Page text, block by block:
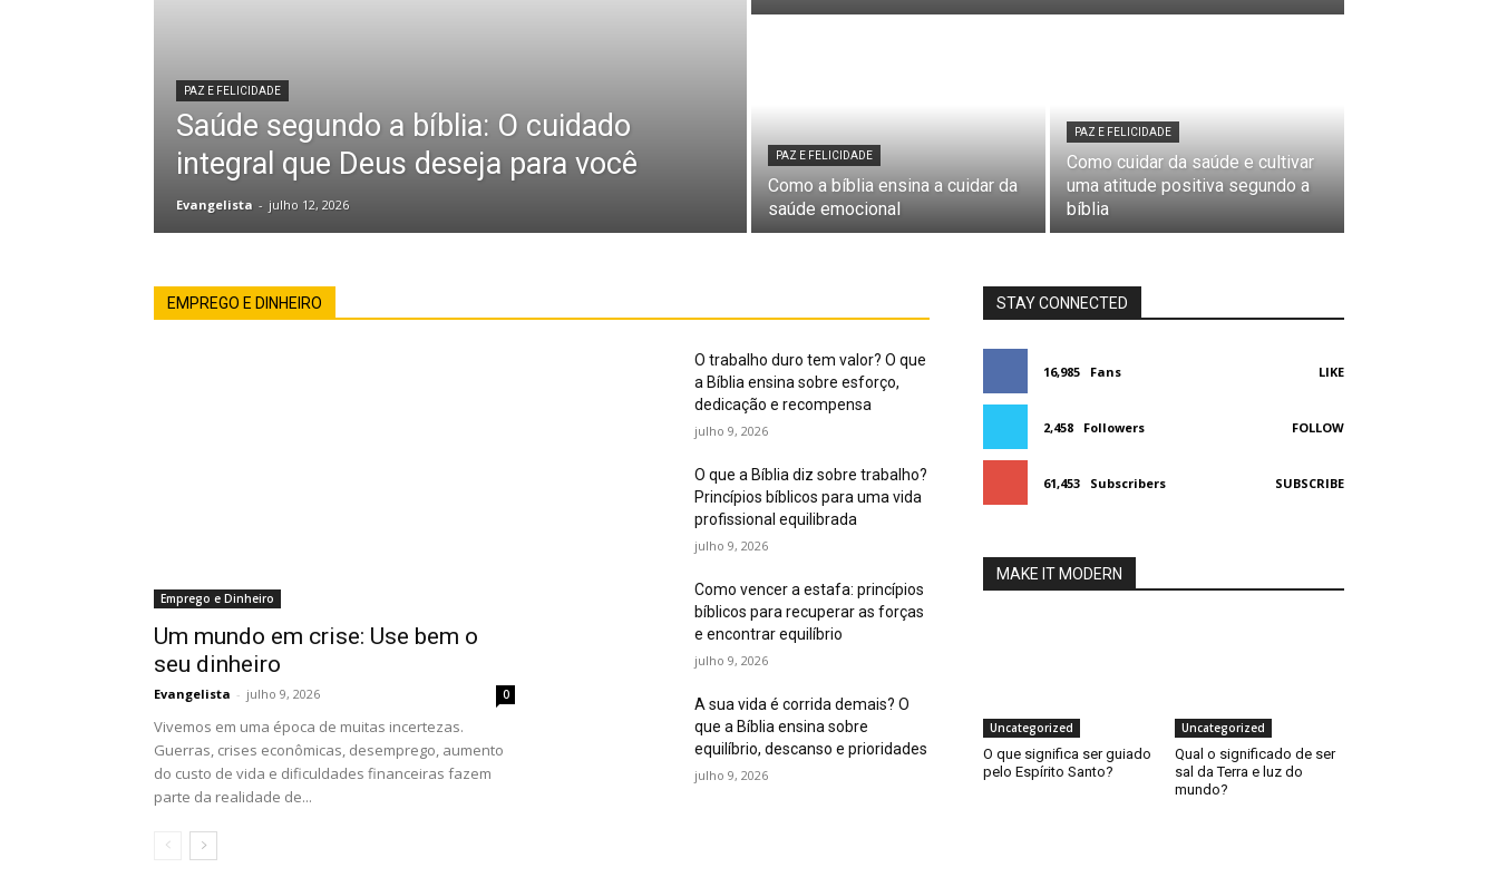
PAZ E FELICIDADE
Saúde segundo a bíblia: O cuidado
integral que Deus deseja para você
Evangelista - julho 12, 2026
PAZ E FELICIDADE
Como a bíblia ensina a cuidar da
saúde emocional
PAZ E FELICIDADE
Como cuidar da saúde e cultivar
uma atitude positiva segundo a
bíblia
EMPREGO E DINHEIRO
Emprego e Dinheiro
Um mundo em crise: Use bem o
seu dinheiro
Evangelista - julho 9, 2026 0
Vivemos em uma época de muitas incertezas.
Guerras, crises econômicas, desemprego, aumento
do custo de vida e dificuldades financeiras fazem
parte da realidade de...
O trabalho duro tem valor? O que
a Bíblia ensina sobre esforço,
dedicação e recompensa
julho 9, 2026
O que a Bíblia diz sobre trabalho?
Princípios bíblicos para uma vida
profissional equilibrada
julho 9, 2026
Como vencer a estafa: princípios
bíblicos para recuperar as forças
e encontrar equilíbrio
julho 9, 2026
A sua vida é corrida demais? O
que a Bíblia ensina sobre
equilíbrio, descanso e prioridades
julho 9, 2026
STAY CONNECTED
16,985 Fans LIKE
2,458 Followers FOLLOW
61,453 Subscribers SUBSCRIBE
MAKE IT MODERN
Uncategorized
O que significa ser guiado
pelo Espírito Santo?
Uncategorized
Qual o significado de ser
sal da Terra e luz do
mundo?